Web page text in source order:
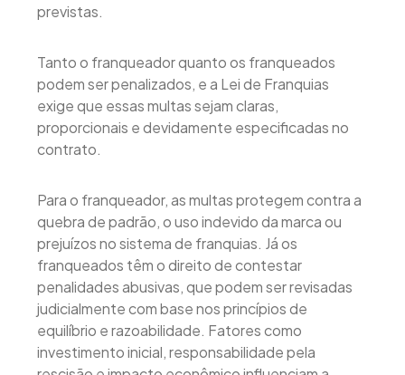
previstas.
Tanto o franqueador quanto os franqueados
podem ser penalizados, e a Lei de Franquias
exige que essas multas sejam claras,
proporcionais e devidamente especificadas no
contrato.
Para o franqueador, as multas protegem contra a
quebra de padrão, o uso indevido da marca ou
prejuízos no sistema de franquias. Já os
franqueados têm o direito de contestar
penalidades abusivas, que podem ser revisadas
judicialmente com base nos princípios de
equilíbrio e razoabilidade. Fatores como
investimento inicial, responsabilidade pela